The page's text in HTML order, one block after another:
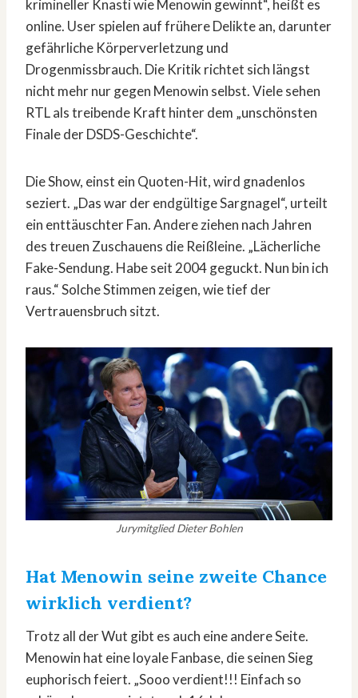
krimineller Knasti wie Menowin gewinnt“, heißt es
online. User spielen auf frühere Delikte an, darunter
gefährliche Körperverletzung und
Drogenmissbrauch. Die Kritik richtet sich längst
nicht mehr nur gegen Menowin selbst. Viele sehen
RTL als treibende Kraft hinter dem „unschönsten
Finale der DSDS-Geschichte“.
Die Show, einst ein Quoten-Hit, wird gnadenlos
seziert. „Das war der endgültige Sargnagel“, urteilt
ein enttäuschter Fan. Andere ziehen nach Jahren
des treuen Zuschauens die Reißleine. „Lächerliche
Fake-Sendung. Habe seit 2004 geguckt. Nun bin ich
raus.“ Solche Stimmen zeigen, wie tief der
Vertrauensbruch sitzt.
Jurymitglied Dieter Bohlen
Hat Menowin seine zweite Chance
wirklich verdient?
Trotz all der Wut gibt es auch eine andere Seite.
Menowin hat eine loyale Fanbase, die seinen Sieg
euphorisch feiert. „Sooo verdient!!! Einfach so